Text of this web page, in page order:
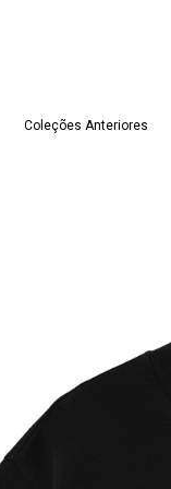
Coleções Anteriores